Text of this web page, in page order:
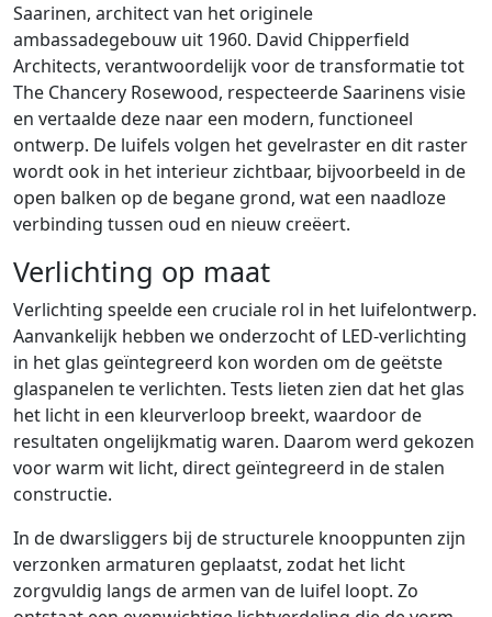
Saarinen, architect van het originele
ambassadegebouw uit 1960. David Chipperfield
Architects, verantwoordelijk voor de transformatie tot
The Chancery Rosewood, respecteerde Saarinens visie
en vertaalde deze naar een modern, functioneel
ontwerp. De luifels volgen het gevelraster en dit raster
wordt ook in het interieur zichtbaar, bijvoorbeeld in de
open balken op de begane grond, wat een naadloze
verbinding tussen oud en nieuw creëert.
Verlichting op maat
Verlichting speelde een cruciale rol in het luifelontwerp.
Aanvankelijk hebben we onderzocht of LED-verlichting
in het glas geïntegreerd kon worden om de geëtste
glaspanelen te verlichten. Tests lieten zien dat het glas
het licht in een kleurverloop breekt, waardoor de
resultaten ongelijkmatig waren. Daarom werd gekozen
voor warm wit licht, direct geïntegreerd in de stalen
constructie.
In de dwarsliggers bij de structurele knooppunten zijn
verzonken armaturen geplaatst, zodat het licht
zorgvuldig langs de armen van de luifel loopt. Zo